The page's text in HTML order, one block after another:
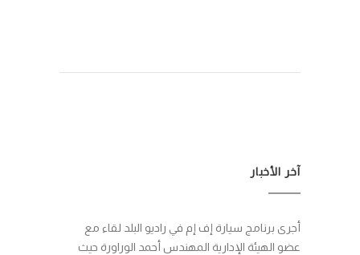
آخر الأخبار
أجرى برنامج سيارة إف إم في راديو البلد لقاء مع
عضو الهيئة الإدارية المهندس أحمد الوراورة حيث